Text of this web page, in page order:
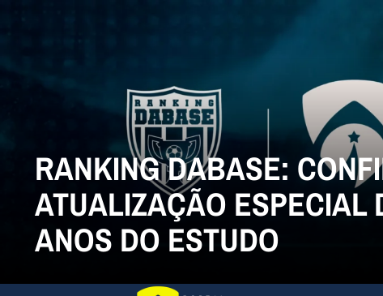
RANKING DABASE:
ATUALIZAÇÃO ESPECIAL
ANOS DO ESTUDO